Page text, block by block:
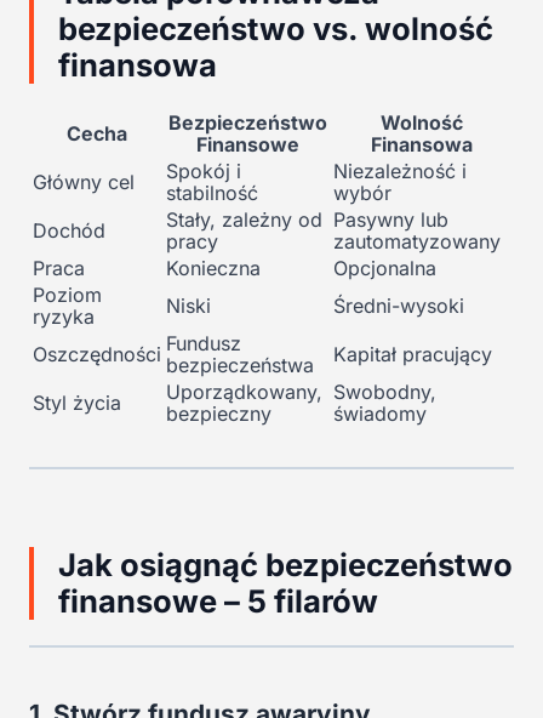
bezpieczeństwo vs. wolność
finansowa
Cecha
Bezpieczeństwo
Finansowe
Wolność
Finansowa
Główny cel
Spokój i
stabilność
Niezależność i
wybór
Dochód
Stały, zależny od
pracy
Pasywny lub
zautomatyzowany
Praca
Konieczna
Opcjonalna
Poziom
ryzyka
Niski
Średni-wysoki
Oszczędności Fundusz
bezpieczeństwa
Kapitał pracujący
Styl życia
Uporządkowany,
bezpieczny
Swobodny,
świadomy
Jak osiągnąć bezpieczeństwo
finansowe – 5 filarów